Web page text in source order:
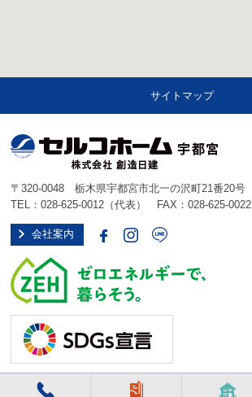
サイトマップ
〒320-0048 栃木県宇都宮市北一の沢町21番20号
TEL：028-625-0012 （代表） FAX：028-625-0022
会社案内